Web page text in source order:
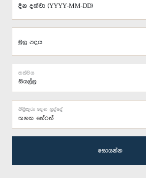
දින දක්වා (YYYY-MM-DD)
මූල පදය
තත්වය
කනක හේරත්
පිළිතුරු දෙන ලද්දේ
සොයන්න